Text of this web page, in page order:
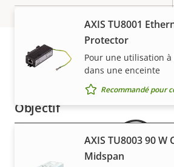
Fonction jour/nuit
Stabilisation d'image
électronique
Objectif
Valeur de
la
Distance focale
AXIS TU8001
Protector
Pour une utilisation
dans une enceinte
Recommandé pour
AXIS TU8003 90
Midspan
Garantie